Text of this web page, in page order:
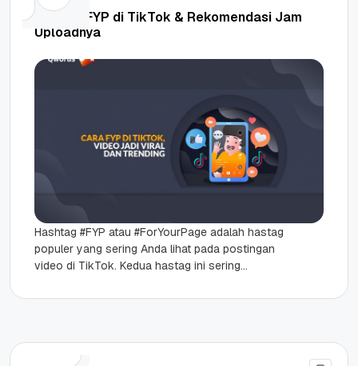
10 Cara FYP di TikTok & Rekomendasi Jam
Uploadnya
Hashtag #FYP atau #ForYourPage adalah hastag
populer yang sering Anda lihat pada postingan
video di TikTok. Kedua hastag ini sering